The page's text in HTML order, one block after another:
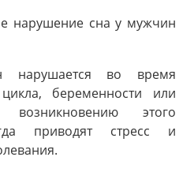
нарушение сна у мужчин
во время
беременности или
этого
приводят стресс и